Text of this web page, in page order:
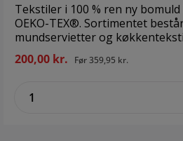
Tekstiler i 100 % ren ny bomuld
OEKO-TEX®. Sortimentet
mundservietter og
både klassiske og moderigtige farver.
af forklæde, grydehandske og
bomuld
200,00 kr. Før359,95 kr.